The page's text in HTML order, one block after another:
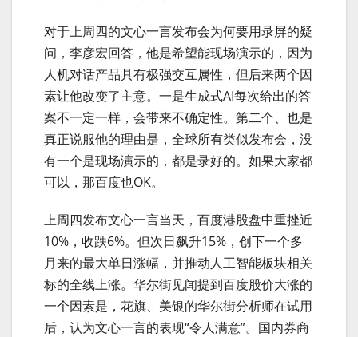
对于上周四的文心一言发布会为何要用录屏的疑
问，李彦宏回答，他是希望能现场演示的，因为
人机对话产品具有极强交互属性，但后来两个因
素让他改变了主意。一是生成式AI每次给出的答
案不一定一样，会带来不确定性。第二个、也是
真正说服他的理由是，全球所有类似发布会，没
有一个是现场演示的，都是录好的。如果大家都
可以，那百度也OK。
上周四发布文心一言当天，百度港股盘中重挫近
10%，收跌6%。但次日飙升15%，创下一个多
月来的最大单日涨幅，并推动人工智能板块相关
标的全线上涨。华尔街见闻提到百度股价大涨的
一个因素是，花旗、美银的华尔街分析师在试用
后，认为文心一言的表现“令人满意”。国内券商